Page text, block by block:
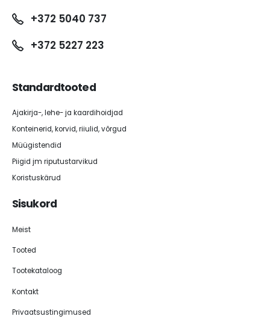
+372 5040 737
+372 5227 223
Standardtooted
Ajakirja-, lehe- ja kaardihoidjad
Konteinerid, korvid, riiulid, võrgud
Müügistendid
Piigid jm riputustarvikud
Koristuskärud
Sisukord
Meist
Tooted
Tootekataloog
Kontakt
Privaatsustingimused